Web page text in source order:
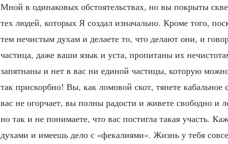
Мной в одинаковых обстоятельствах, но вы покрыты
тех людей, которых Я создал изначально. Кроме того,
тем нечистым духам и делаете то, что делают они, и
частица, даже ваши язык и уста, пропитаны их
запятнаны и нет в вас ни единой частицы, которую
так прискорбно! Вы, как ломовой скот, тянете кабальное
вас не огорчает, вы полны радости и живете свободно и
но так и не понимаете, что вас постигла такая участь.
духами и имеешь дело с «фекалиями». Жизнь у тебя